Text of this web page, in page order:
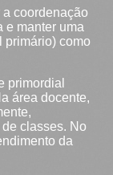
coordenação
e manter uma
primário) como
primordial
área docente,
classes. No
da